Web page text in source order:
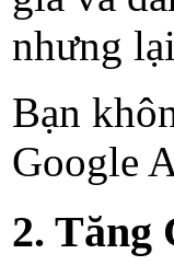
nhưng
Bạn
Google
2. Tăng